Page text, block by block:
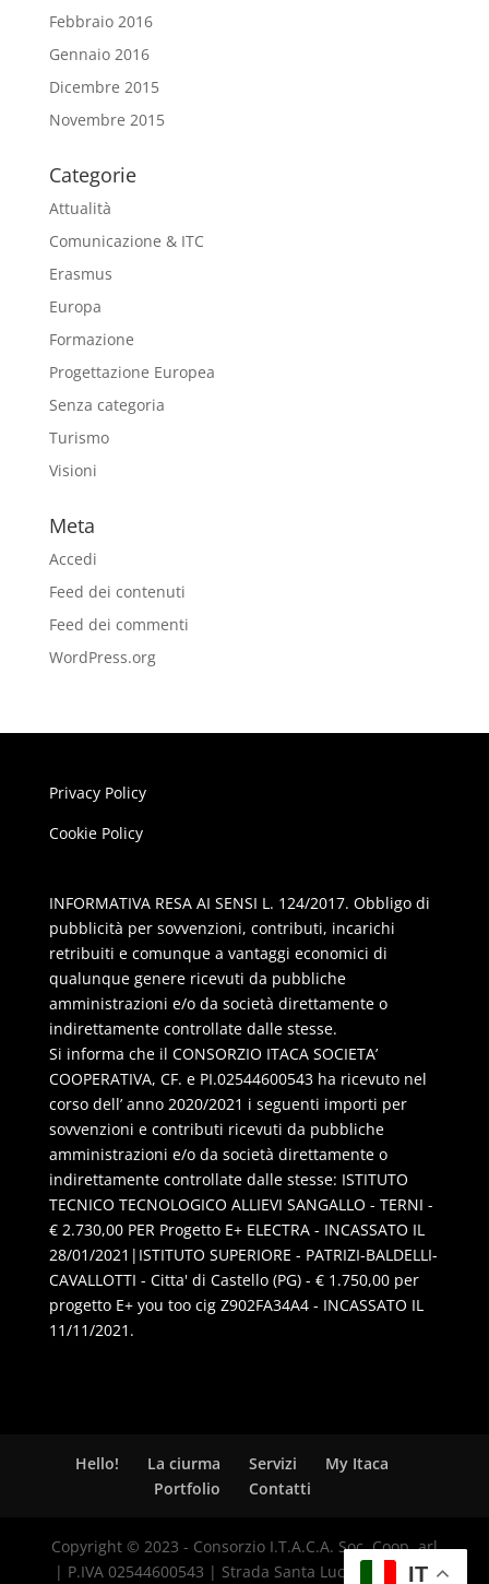
Febbraio 2016
Gennaio 2016
Dicembre 2015
Novembre 2015
Categorie
Attualità
Comunicazione & ITC
Erasmus
Europa
Formazione
Progettazione Europea
Senza categoria
Turismo
Visioni
Meta
Accedi
Feed dei contenuti
Feed dei commenti
WordPress.org
Privacy Policy
Cookie Policy
INFORMATIVA RESA AI SENSI L. 124/2017. Obbligo di
pubblicità per sovvenzioni, contributi, incarichi
retribuiti e comunque a vantaggi economici di
qualunque genere ricevuti da pubbliche
amministrazioni e/o da società direttamente o
indirettamente controllate dalle stesse.
Si informa che il CONSORZIO ITACA SOCIETA’
COOPERATIVA, CF. e PI.02544600543 ha ricevuto nel
corso dell’ anno 2020/2021 i seguenti importi per
sovvenzioni e contributi ricevuti da pubbliche
amministrazioni e/o da società direttamente o
indirettamente controllate dalle stesse: ISTITUTO
TECNICO TECNOLOGICO ALLIEVI SANGALLO - TERNI -
€ 2.730,00 PER Progetto E+ ELECTRA - INCASSATO IL
28/01/2021|ISTITUTO SUPERIORE - PATRIZI-BALDELLI-
CAVALLOTTI - Citta' di Castello (PG) - € 1.750,00 per
progetto E+ you too cig Z902FA34A4 - INCASSATO IL
11/11/2021.
Hello! La ciurma Servizi
My Itaca
Portfolio
Contatti
Copyright © 2023 - Consorzio I.T.A.C.A. Soc. Coop. arl
| P.IVA 02544600543 | Strada Santa Lucia, 8 - 06125
IT